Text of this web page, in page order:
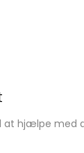
at hjælpe med